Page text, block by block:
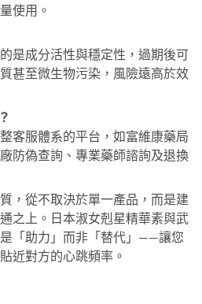
使用。
是成分活性與穩定性，過期後可
甚至微生物污染，風險遠高於效
客服體系的平台，如 富維康藥局
防偽查詢、專業藥師諮詢及退換
，從不取決於單一產品，而是建
之上。 日本淑女剋星精華素與武
「助力」而非「替代」——讓您
近對方的心跳頻率。